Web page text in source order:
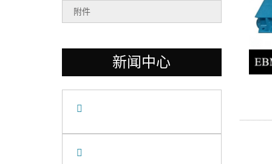
附件
新闻中心